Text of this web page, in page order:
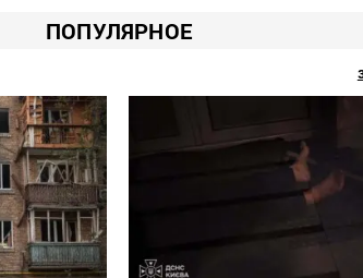
ПОПУЛЯРНОЕ